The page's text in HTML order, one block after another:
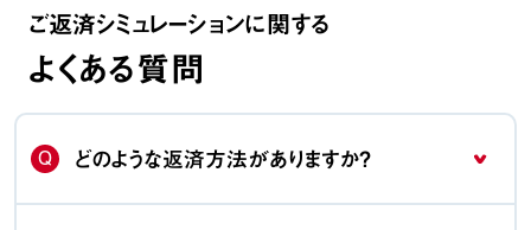
ご返済シミュレーションに関する
よくある質問
Q どのような返済方法がありますか？